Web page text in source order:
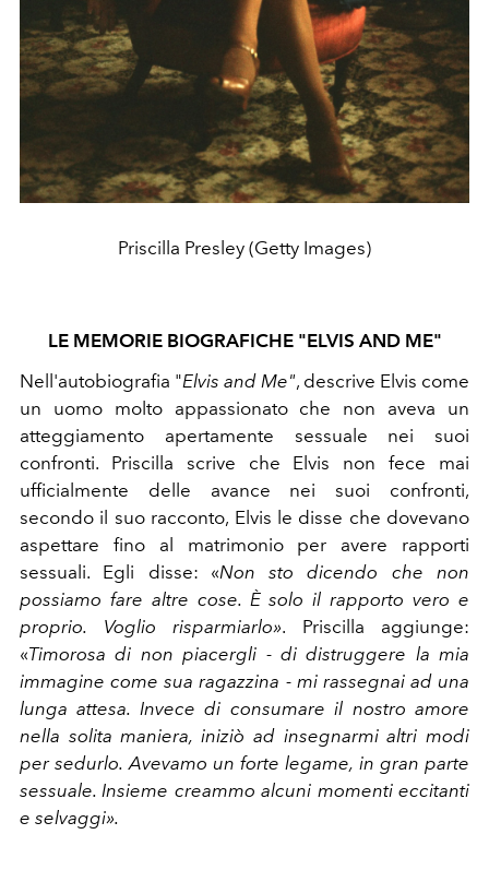
Priscilla Presley (Getty Images)
LE MEMORIE BIOGRAFICHE "ELVIS AND ME"
Nell'autobiografia "Elvis and Me", descrive Elvis come
un uomo molto appassionato che non aveva un
atteggiamento apertamente sessuale nei suoi
confronti. Priscilla scrive che Elvis non fece mai
ufficialmente delle avance nei suoi confronti,
secondo il suo racconto, Elvis le disse che dovevano
aspettare fino al matrimonio per avere rapporti
sessuali. Egli disse: «Non sto dicendo che non
possiamo fare altre cose. È solo il rapporto vero e
proprio. Voglio risparmiarlo». Priscilla aggiunge:
«Timorosa di non piacergli - di distruggere la mia
immagine come sua ragazzina - mi rassegnai ad una
lunga attesa. Invece di consumare il nostro amore
nella solita maniera, iniziò ad insegnarmi altri modi
per sedurlo. Avevamo un forte legame, in gran parte
sessuale. Insieme creammo alcuni momenti eccitanti
e selvaggi».